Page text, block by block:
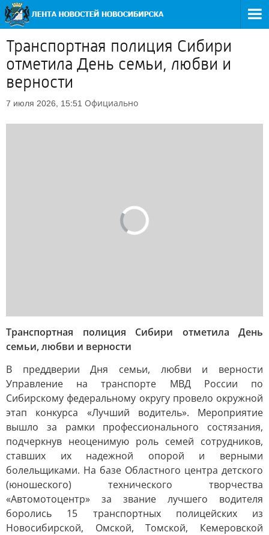
Транспортная полиция Сибири
отметила День семьи, любви и
верности
7 июля 2026, 15:51 Официально
Транспортная полиция Сибири отметила День
семьи, любви и верности
В преддверии Дня семьи, любви и верности
Управление на транспорте МВД России по
Сибирскому федеральному округу провело окружной
этап конкурса «Лучший водитель». Мероприятие
вышло за рамки профессионального состязания,
подчеркнув неоценимую роль семей сотрудников,
ставших их надежной опорой и верными
болельщиками. На базе Областного центра детского
(юношеского) технического творчества
«Автомотоцентр» за звание лучшего водителя
боролись 15 транспортных полицейских из
Новосибирской, Омской, Томской, Кемеровской